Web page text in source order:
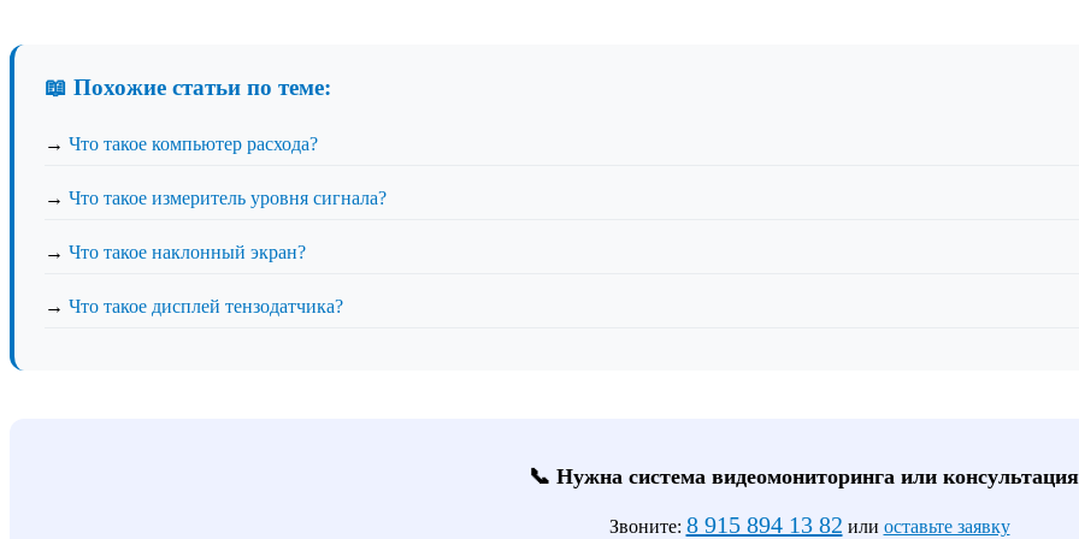
📖 Похожие статьи по теме:
→ Что такое компьютер расхода?
→ Что такое измеритель уровня сигнала?
→ Что такое наклонный экран?
→ Что такое дисплей тензодатчика?
📞 Нужна система видеомониторинга или
Звоните: 8 915 894 13 82 или оставьте заявку